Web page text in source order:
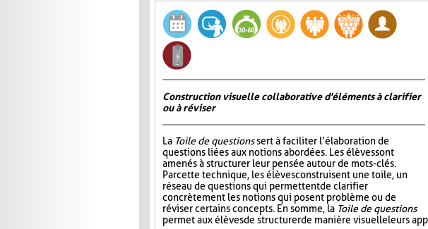
Construction visuelle collaborative d'éléments à clarifier
ou à réviser
La Toile de questionssert à faciliter l’élaboration de
questions liées aux notions abordées. Les élèves sont
amenés à structurer leur pensée autour de mots-clés.
Par cette technique, les élèves construisent une toile, un
réseau de questions qui permettent de clarifier
concrètement les notions qui posent problème ou de
réviser certains concepts. En somme, la Toile de questions
permet aux élèves de structurer de manière visuelle leurs